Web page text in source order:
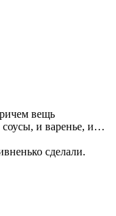
вещь
соусы, и варенье, и…
сделали.